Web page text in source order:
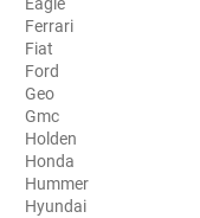
Skoda
Tesla
Toyota
Volkswagen
Ferrari
Fiat
Ford
Geo
Gmc
Holden
Honda
Hummer
Hyundai